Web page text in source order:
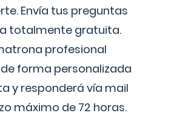
Envía tus preguntas
totalmente gratuita.
profesional
forma personalizada
y responderá vía mail
máximo de 72 horas.